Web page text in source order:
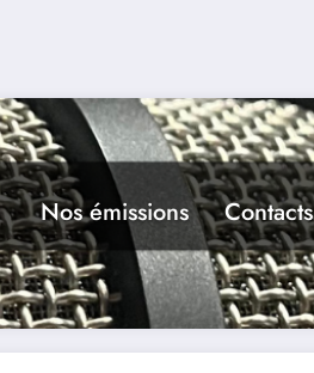
Nos émissions Contacts